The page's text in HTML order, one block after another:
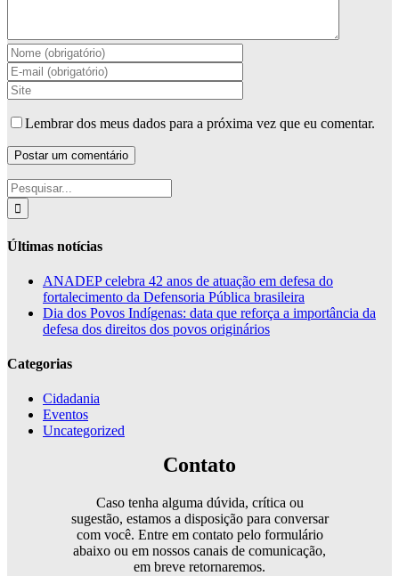
Lembrar dos meus dados para a próxima vez que eu comentar.
Buscar
resultados
para:
Últimas notícias
ANADEP celebra 42 anos de atuação em defesa do
fortalecimento da Defensoria Pública brasileira
Dia dos Povos Indígenas: data que reforça a importância da
defesa dos direitos dos povos originários
Categorias
Cidadania
Eventos
Uncategorized
Contato
Caso tenha alguma dúvida, crítica ou
sugestão, estamos a disposição para conversar
com você. Entre em contato pelo formulário
abaixo ou em nossos canais de comunicação,
em breve retornaremos.